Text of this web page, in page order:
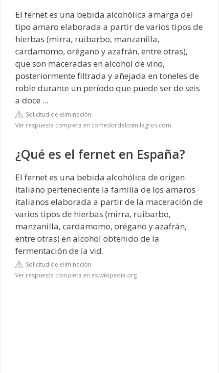
El fernet es una bebida alcohólica amarga del
tipo amaro elaborada a partir de varios tipos de
hierbas (mirra, ruibarbo, manzanilla,
cardamomo, orégano y azafrán, entre otras),
que son maceradas en alcohol de vino,
posteriormente filtrada y añejada en toneles de
roble durante un período que puede ser de seis
a doce ...
Solicitud de eliminación
Ver respuesta completa en comedordelosmilagros.com
¿Qué es el fernet en España?
El fernet es una bebida alcohólica de origen
italiano perteneciente la familia de los amaros
italianos elaborada a partir de la maceración de
varios tipos de hierbas (mirra, ruibarbo,
manzanilla, cardamomo, orégano y azafrán,
entre otras)​ en alcohol obtenido de la
fermentación de la vid.
Solicitud de eliminación
Ver respuesta completa en es.wikipedia.org